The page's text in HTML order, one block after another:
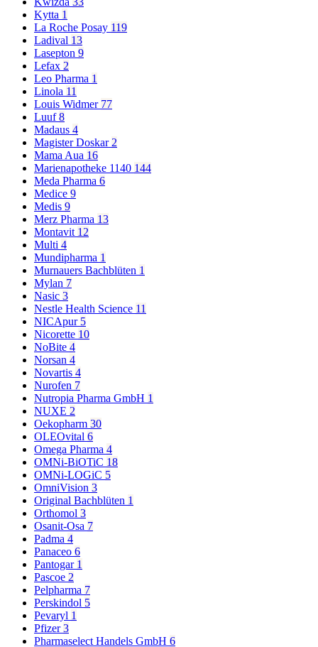
Kytta 1
La Roche Posay 119
Ladival 13
Lasepton 9
Lefax 2
Leo Pharma 1
Linola 11
Louis Widmer 77
Luuf8
Madaus 4
Magister Doskar2
Mama Aua 16
Marienapotheke 1140 144
Meda Pharma 6
Medice 9
Medis 9
Merz Pharma 13
Montavit 12
Multi 4
Mundipharma 1
Murnauers Bachblüten 1
Mylan 7
Nasic 3
Nestle Health Science 11
NICApur 5
Nicorette 10
NoBite 4
Norsan 4
Novartis 4
Nurofen 7
Nutropia Pharma GmbH 1
NUXE 2
Oekopharm 30
OLEOvital 6
Omega Pharma 4
OMNi-BiOTiC 18
OMNi-LOGiC 5
OmniVision 3
Original Bachblüten 1
Orthomol 3
Osanit-Osa 7
Padma 4
Panaceo 6
Pantogar 1
Pascoe 2
Pelpharma 7
Perskindol 5
Pevaryl 1
Pfizer3
Pharmaselect Handels GmbH 6